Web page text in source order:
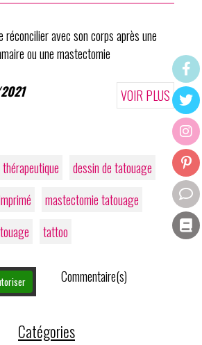
réconcilier avec son corps après une
ou une mastectomie
VOIR PLUS
dessin de tatouage
mastectomie tatouage
tattoo
Commentaire(s)
Catégories